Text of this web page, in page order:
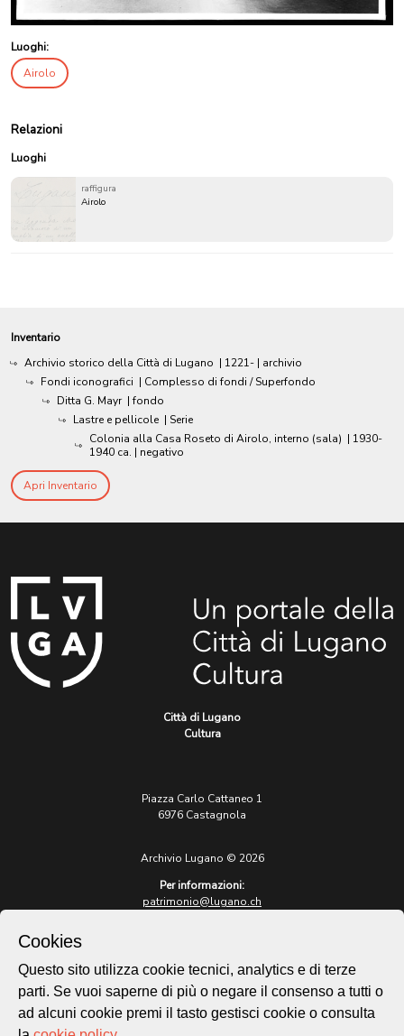
Luoghi:
Airolo
Relazioni
Luoghi
raffigura
Airolo
Inventario
Archivio storico della Città di Lugano | 1221- | archivio
Fondi iconografici | Complesso di fondi / Superfondo
Ditta G. Mayr | fondo
Lastre e pellicole | Serie
Colonia alla Casa Roseto di Airolo, interno (sala) | 1930-
1940 ca. | negativo
Apri Inventario
Città di Lugano
Cultura
Piazza Carlo Cattaneo 1
6976 Castagnola
Archivio Lugano © 2026
Per informazioni:
patrimonio@lugano.ch
lugano.ch
Cookie policy
Cookies
Questo sito utilizza cookie tecnici, analytics e di terze
parti. Se vuoi saperne di più o negare il consenso a tutti o
ad alcuni cookie premi il tasto gestisci cookie o consulta